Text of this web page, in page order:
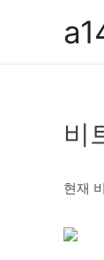
비
현재